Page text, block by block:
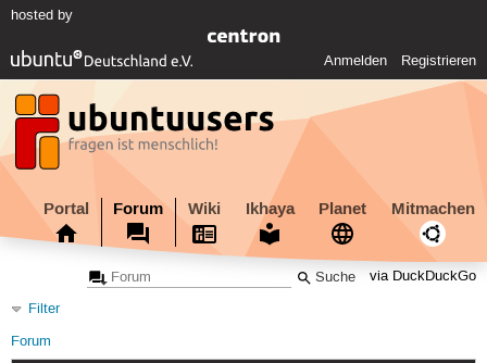
hosted by
Anmelden Registrieren
Portal Forum Wiki Ikhaya Planet Mitmachen
via DuckDuckGo
Filter
Forum